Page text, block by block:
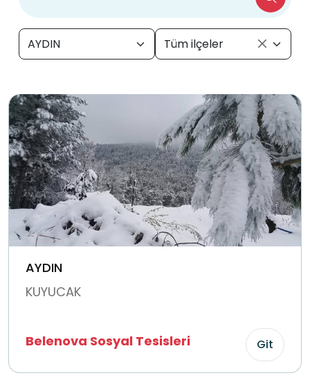
AYDIN Tüm ilçeler
AYDIN
KUYUCAK
Belenova Sosyal Tesisleri Git